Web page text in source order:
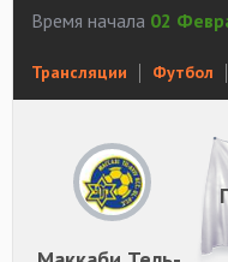
Время начала 02
Трансляции Футбол